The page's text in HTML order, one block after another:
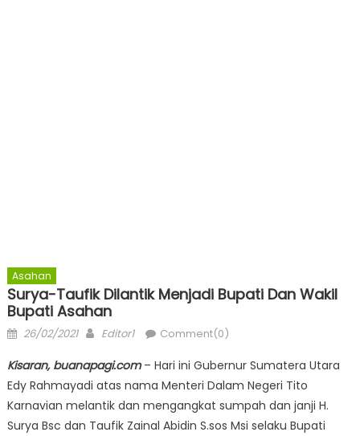
Asahan
Surya-Taufik Dilantik Menjadi Bupati Dan Wakil
Bupati Asahan
Posted
26/02/2021 Author
Editor1 Comment(0)
Kisaran, buanapagi.com– Hari ini Gubernur Sumatera Utara
Edy Rahmayadi atas nama Menteri Dalam Negeri Tito
Karnavian melantik dan mengangkat sumpah dan janji H.
Surya Bsc dan Taufik Zainal Abidin S.sos Msi selaku Bupati